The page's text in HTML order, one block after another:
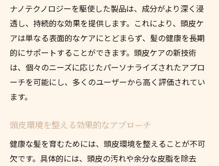
ナノテクノロジーを駆使した製品は、成分がより深く浸
透し、持続的な効果を提供します。これにより、頭皮ケ
アは単なる表面的なケアにとどまらず、髪の健康を長期
的にサポートすることができます。頭皮ケアの新技術
は、個々のニーズに応じたパーソナライズされたアプロ
ーチを可能にし、多くのユーザーから高く評価されてい
ます。
頭皮環境を整える効果的なアプローチ
健康な髪を育むためには、頭皮環境を整えることが不可
欠です。具体的には、頭皮の汚れや余分な皮脂を除去